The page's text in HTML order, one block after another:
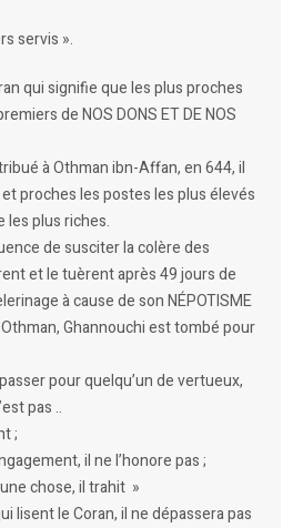
servis ».
qui signifie que les plus proches
de NOS DONS ET DE NOS
à Othman ibn-Affan, en 644, il
proches les postes les plus élevés
les plus riches.
de susciter la colère des
et le tuèrent après 49 jours de
à cause de son NÉPOTISME
Ghannouchi est tombé pour
pour quelqu’un de vertueux,
pas ..
;
il ne l’honore pas ;
chose, il trahit »
lisent le Coran, il ne dépassera pas